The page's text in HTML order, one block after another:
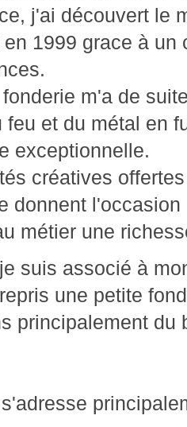
j'ai découvert le
1999 grace à un
m'a de
feu et du métal en
exceptionnelle.
créatives
donnent
métier une
suis associé à
une petite
principalement